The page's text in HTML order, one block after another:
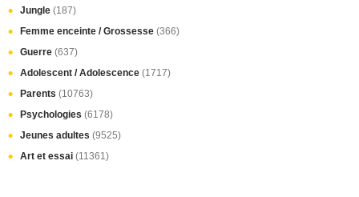
Jungle (187)
Femme enceinte / Grossesse (366)
Guerre (637)
Adolescent / Adolescence (1717)
Parents (10763)
Psychologies (6178)
Jeunes adultes (9525)
Art et essai (11361)